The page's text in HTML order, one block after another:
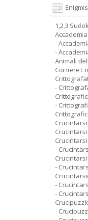
R
ACCOLTA ENIGMISTICA GIGANTE N.4
Digitale
2.90 €
1,2,3
-
-
Animali
Corriere
-
-
Crucintarsi
Crucintarsi
-
-
-
-
-